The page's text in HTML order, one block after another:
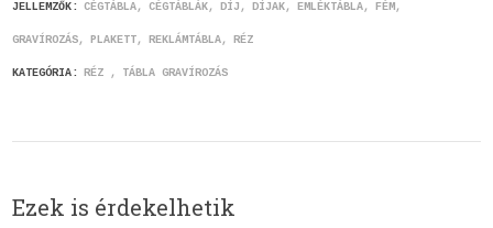
JELLEMZŐK: CÉGTÁBLA CÉGTÁBLÁK DÍJ DÍJAK EMLÉKTÁBLA FÉM
GRAVÍROZÁS PLAKETT REKLÁMTÁBLA RÉZ
KATEGÓRIA: RÉZ TÁBLA GRAVÍROZÁS
Ezek is érdekelhetik